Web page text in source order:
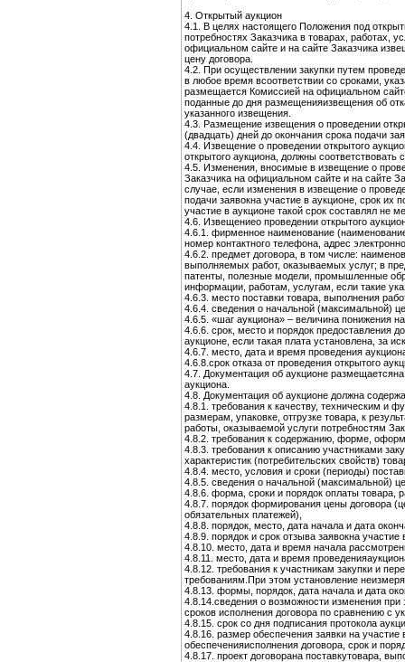
4. Открытый аукцион
4.1. В целях настоящего Положения под
потребностях Заказчика в товарах, работах,
официальном сайте и на сайте Заказчика
цену договора.
4.2. При осуществлении закупки путем
в любое время всоответствии со сроками,
размещается Комиссией на официальном
поданные до дня размещенияизвещения об
указанного извещения.
4.3. Размещение извещения о проведении
(двадцать) дней до окончания срока подачи
4.4. Извещение о проведении открытого
открытого аукциона, должны
4.5. Изменения, вносимые в извещение о
Заказчика на официальном сайте и на сайте
случае, если изменения в извещение о
подачи заявокна участие в аукционе, срок их
участие в аукционе такой срок составлял не
4.6. Извещениео проведении открытого
4.6.1. фирменное наименование
номер контактного телефона, адрес
4.6.2. предмет договора, в том числе:
выполняемых работ, оказываемых услуг; в
патенты, полезные модели, промышленные
информации, работам, услугам, если такие
4.6.3. место поставки товара, выполнения
4.6.4. сведения о начальной (максимальной)
4.6.5. «шаг аукциона» – величина понижения
4.6.6. срок, место и порядок предоставления
аукционе, если такая плата установлена, за
4.6.7. место, дата и время проведения
4.6.8.срок отказа от проведения открытого
4.7. Документация об аукционе
аукциона.
4.8. Документация об аукционе должна
4.8.1. требования к качеству, техническим и
размерам, упаковке, отгрузке товара, к
работы, оказываемой услуги потребностям
4.8.2. требования к содержанию, форме,
4.8.3. требования к описанию участниками
характеристик (потребительских свойств)
4.8.4. место, условия и сроки (периоды)
4.8.5. сведения о начальной (максимальной)
4.8.6. форма, сроки и порядок оплаты товара,
4.8.7. порядок формирования цены договора
обязательных платежей),
4.8.8. порядок, место, дата начала и дата
4.8.9. порядок и срок отзыва заявокна
4.8.10. место, дата и время начала
4.8.11. место, дата и время
4.8.12. требования к участникам закупки и
требованиям.При этом установление
4.8.13. формы, порядок, дата начала и дата
4.8.14.сведения о возможности изменения
сроков исполнения договора по сравнению с
4.8.15. срок со дня подписания протокола
4.8.16. размер обеспечения заявки на
обеспеченияисполнения договора, срок и
4.8.17. проект договорана поставкутовара,